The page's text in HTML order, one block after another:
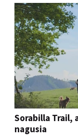
Sorabilla Trail,
nagusia